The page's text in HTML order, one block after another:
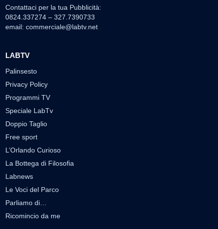
Contattaci per la tua Pubblicità:
0824.337274 – 327.7390733
email: commerciale@labtv.net
LABTV
Palinsesto
Privacy Policy
Programmi TV
Speciale LabTv
Doppio Taglio
Free sport
L’Orlando Curioso
La Bottega di Filosofia
Labnews
Le Voci del Parco
Parliamo di…
Ricomincio da me